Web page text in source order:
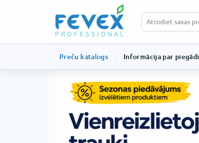
Preču katalogs Informācija par piegādi